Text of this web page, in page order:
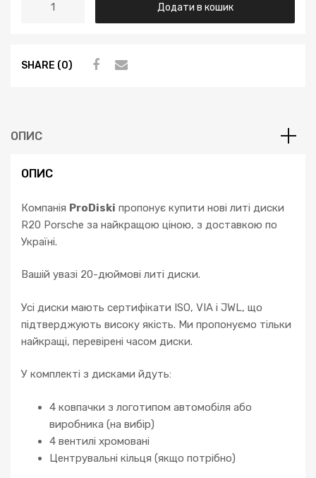
грн.11,800.00.грн.11,499.00.
Porsche
diesel
кількість
Додати в кошик
SHARE (0)
ОПИС
ОПИС
Компанія ProDiski пропонує купити нові литі диски
R20 Porsche за найкращою ціною, з доставкою по
Україні.
Вашій увазі 20-дюймові литі диски.
Усі диски мають сертифікати ISO, VIA і JWL, що
підтверджують високу якість. Ми пропонуємо тільки
найкращі, перевірені часом диски.
У комплекті з дисками йдуть:
4 ковпачки з логотипом автомобіля або
виробника (на вибір)
4 вентилі хромовані
Центрувальні кільця (якщо потрібно)